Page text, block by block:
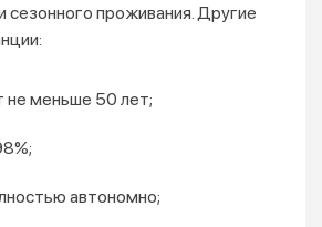
сезонного проживания. Другие
не меньше 50 лет;
автономно;